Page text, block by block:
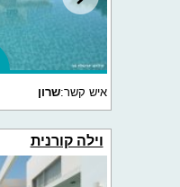
איש קשר:שרון
וילה קורנית